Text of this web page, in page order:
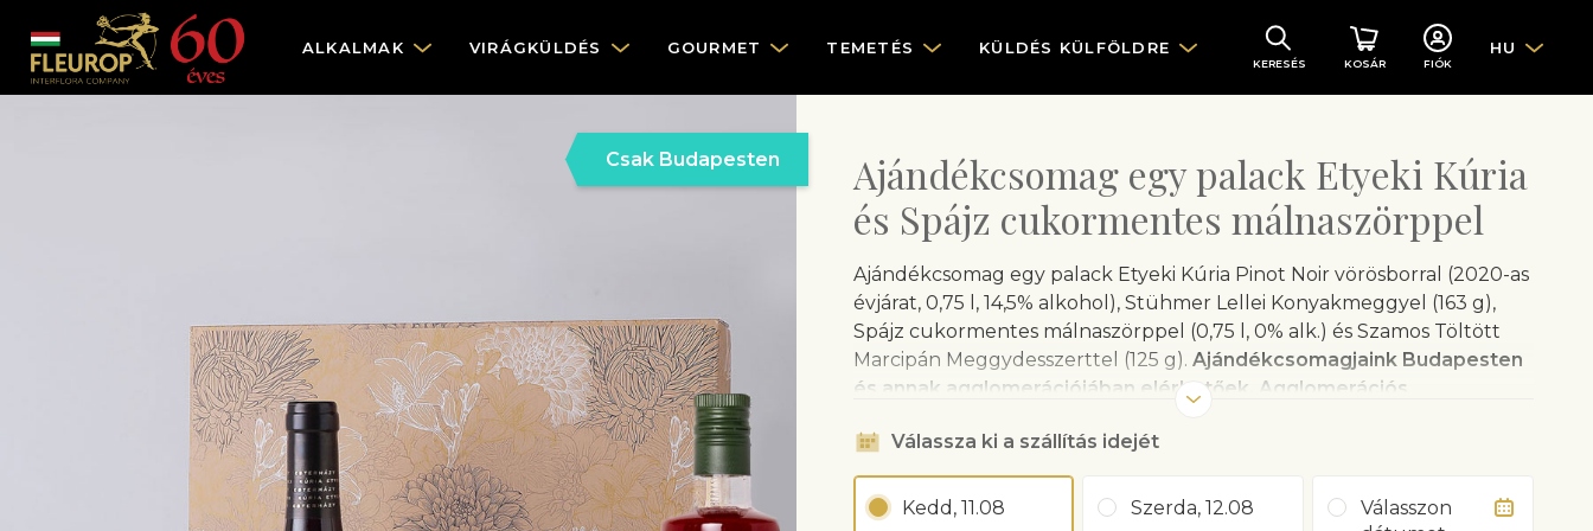
ALKALMAK VIRÁGKÜLDÉS GOURMET TEMETÉS KÜLDÉS KÜLFÖLDRE
KERESÉS KOSÁR FIÓK
HU
Csak Budapesten
Ajándékcsomag egy palack Etyeki Kúria
és Spájz cukormentes málnaszörppel
Ajándékcsomag egy palack Etyeki Kúria Pinot Noir vörösborral (2020-as
évjárat, 0,75 l, 14,5% alkohol), Stühmer Lellei Konyakmeggyel (163 g),
Spájz cukormentes málnaszörppel (0,75 l, 0% alk.) és Szamos Töltött
Marcipán Meggydesszerttel (125 g). Ajándékcsomagjaink Budapesten
és annak agglomerációjában elérhetőek. Agglomerációs
díjat számol fel.
AzEtyeki Kúria
elegáns, bársonyos textúrájú, illatában erdei
gyümölcsre emlékeztető, lédús gyümölcsösségű vörösbora kifinomult
Válassza ki a szállítás idejét
Kedd, 11.08 Szerda, 12.08
Válasszon